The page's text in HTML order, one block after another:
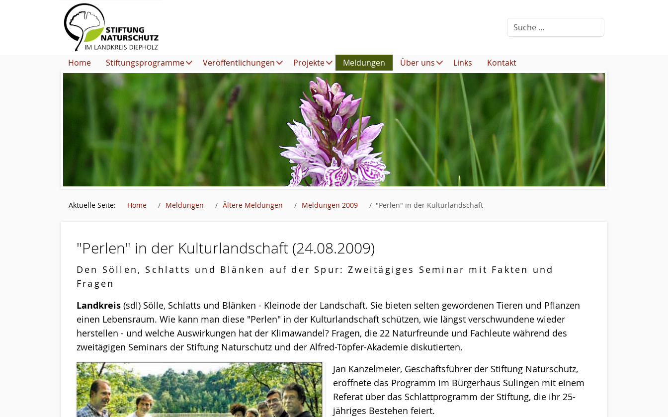
Home Stiftungsprogramme Veröffentlichungen Projekte Meldungen Über uns Links Kontakt
Aktuelle Seite: Home Meldungen Ältere Meldungen Meldungen 2009 "Perlen" in der Kulturlandschaft
"Perlen" in der Kulturlandschaft (24.08.2009)
Den Söllen, Schlatts und Blänken auf der Spur: Zweitägiges Seminar mit Fakten und
Fragen
Landkreis (sdl) Sölle, Schlatts und Blänken - Kleinode der Landschaft. Sie bieten selten gewordenen Tieren und Pflanzen
einen Lebensraum. Wie kann man diese "Perlen" in der Kulturlandschaft schützen, wie längst verschwundene wieder
herstellen - und welche Auswirkungen hat der Klimawandel? Fragen, die 22 Naturfreunde und Fachleute während des
zweitägigen Seminars der Stiftung Naturschutz und der Alfred-Töpfer-Akademie diskutierten.
Jan Kanzelmeier, Geschäftsführer der Stiftung Naturschutz,
eröffnete das Programm im Bürgerhaus Sulingen mit einem
Referat über das Schlattprogramm der Stiftung, die ihr 25-
jähriges Bestehen feiert.